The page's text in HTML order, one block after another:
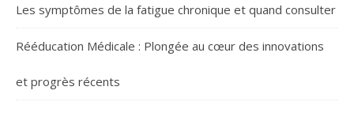
Les symptômes de la fatigue chronique et quand consulter
Rééducation Médicale : Plongée au cœur des innovations
et progrès récents